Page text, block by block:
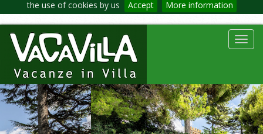
the use of cookies by us Accept More information